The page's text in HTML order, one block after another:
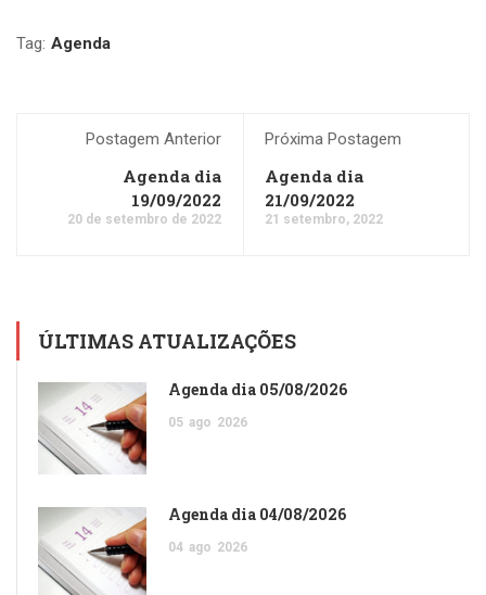
Tag: Agenda
Postagem Anterior
Agenda dia
19/09/2022
20 de setembro de 2022
Próxima Postagem
Agenda dia
21/09/2022
21 setembro, 2022
ÚLTIMAS ATUALIZAÇÕES
Agenda dia 05/08/2026
05 ago 2026
Agenda dia 04/08/2026
04 ago 2026